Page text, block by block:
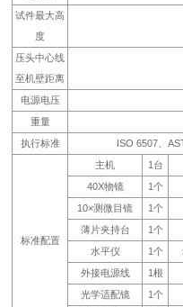
试件最大高
度
压头中心线
至机壁距离
电源电压
重量
执行标准
ISO 6507、
标准配置
主机 1台
40X物镜
1个
10×测微目镜
1个
薄片夹持台
1个
水平仪
1个
外接电源线
1根
光学适配镜
1个